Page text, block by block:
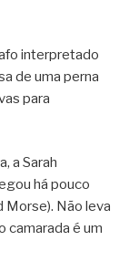
interpretado
de uma perna
para
a Sarah
há pouco
Morse). Não leva
camarada é um